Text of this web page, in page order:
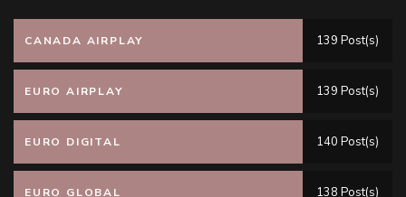
CANADA AIRPLAY 139 Post(s)
EURO AIRPLAY 139 Post(s)
EURO DIGITAL 140 Post(s)
EURO GLOBAL 138 Post(s)